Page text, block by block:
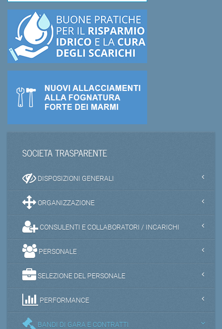
SOCIETA TRASPARENTE
DISPOSIZIONI GENERALI
ORGANIZZAZIONE
CONSULENTI E COLLABORATORI / INCARICHI
PERSONALE
SELEZIONE DEL PERSONALE
PERFORMANCE
BANDI DI GARA E CONTRATTI